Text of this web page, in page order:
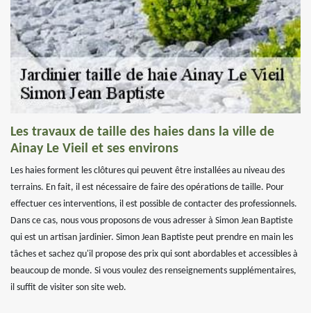
Les travaux de taille des haies dans la ville de
Ainay Le Vieil et ses environs
Les haies forment les clôtures qui peuvent être installées au niveau des
terrains. En fait, il est nécessaire de faire des opérations de taille. Pour
effectuer ces interventions, il est possible de contacter des professionnels.
Dans ce cas, nous vous proposons de vous adresser à Simon Jean Baptiste
qui est un artisan jardinier. Simon Jean Baptiste peut prendre en main les
tâches et sachez qu'il propose des prix qui sont abordables et accessibles à
beaucoup de monde. Si vous voulez des renseignements supplémentaires,
il suffit de visiter son site web.